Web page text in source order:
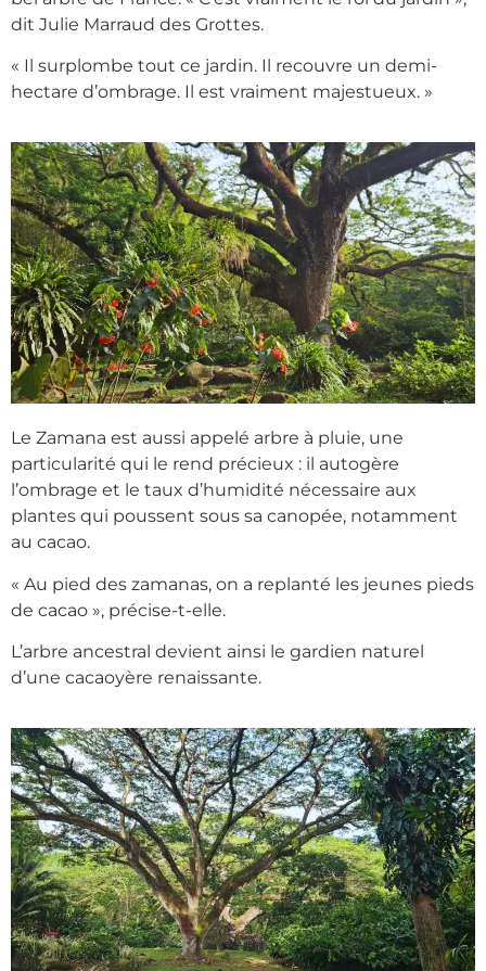
dit Julie Marraud des Grottes.
« Il surplombe tout ce jardin. Il recouvre un demi-
hectare d’ombrage. Il est vraiment majestueux. »
Le Zamana est aussi appelé arbre à pluie, une
particularité qui le rend précieux : il autogère
l’ombrage et le taux d’humidité nécessaire aux
plantes qui poussent sous sa canopée, notamment
au cacao.
« Au pied des zamanas, on a replanté les jeunes pieds
de cacao », précise-t-elle.
L’arbre ancestral devient ainsi le gardien naturel
d’une cacaoyère renaissante.